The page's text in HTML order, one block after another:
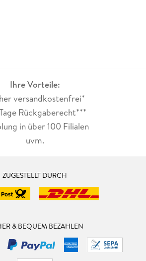
Ihre Vorteile:
versandkostenfrei*
Rückgaberecht***
in über 100 Filialen
uvm.
ZUGESTELLT DURCH
& BEQUEM BEZAHLEN